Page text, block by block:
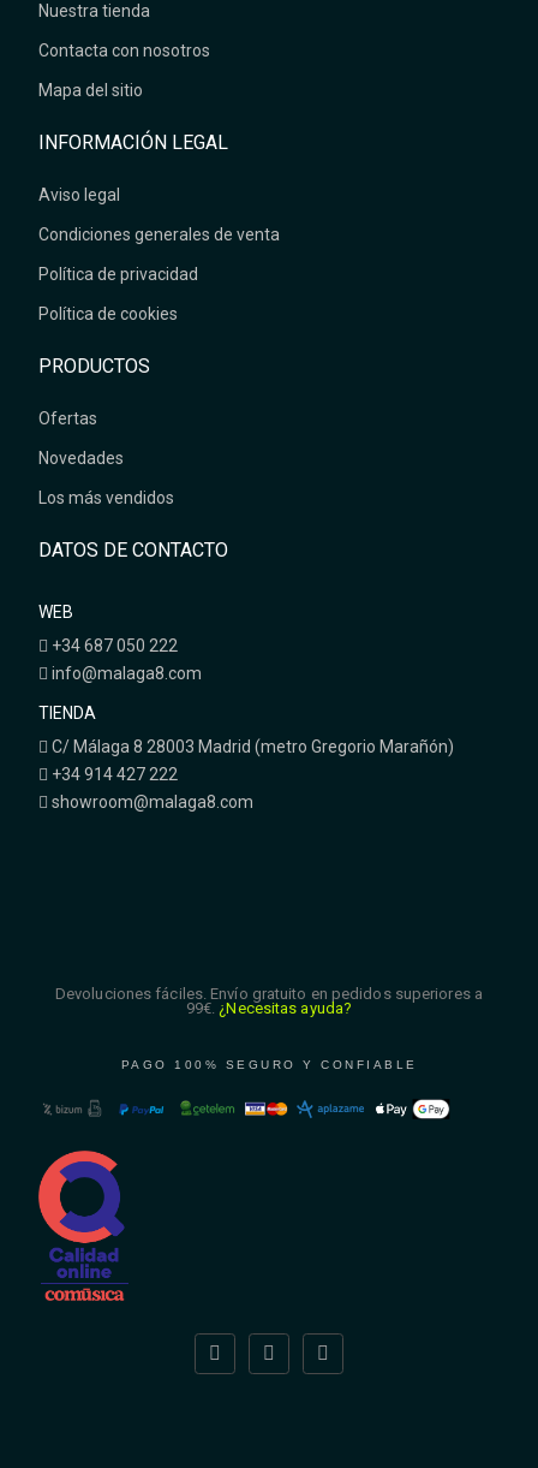
Nuestra tienda
Contacta con nosotros
Mapa del sitio
INFORMACIÓN LEGAL
Aviso legal
Condiciones generales de venta
Política de privacidad
Política de cookies
PRODUCTOS
Ofertas
Novedades
Los más vendidos
DATOS DE CONTACTO
WEB
+34 687 050 222
info@malaga8.com
TIENDA
C/ Málaga 8 28003 Madrid (metro Gregorio Marañón)
+34 914 427 222
showroom@malaga8.com
Devoluciones fáciles. Envío gratuito en pedidos superiores a
99€. ¿Necesitas ayuda?
PAGO 100% SEGURO Y CONFIABLE